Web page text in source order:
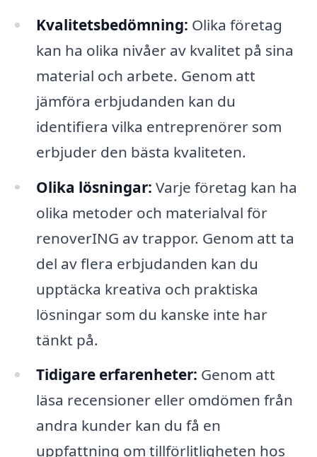
Kvalitetsbedömning: Olika företag
kan ha olika nivåer av kvalitet på sina
material och arbete. Genom att
jämföra erbjudanden kan du
identifiera vilka entreprenörer som
erbjuder den bästa kvaliteten.
Olika lösningar: Varje företag kan ha
olika metoder och materialval för
renoverING av trappor. Genom att ta
del av flera erbjudanden kan du
upptäcka kreativa och praktiska
lösningar som du kanske inte har
tänkt på.
Tidigare erfarenheter: Genom att
läsa recensioner eller omdömen från
andra kunder kan du få en
uppfattning om tillförlitligheten hos